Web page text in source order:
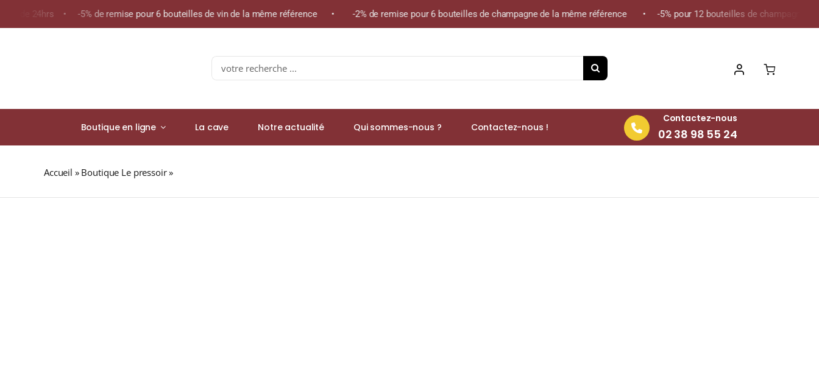
24hrs • -5% de remise pour 6 bouteilles de vin de la même référence • -2% de remise pour 6 bouteilles de champagne de la même référence • -5% pour 12 bouteilles de champagne de la
Search
for:
Boutique en ligne La cave Notre actualité Qui sommes-nous ? Contactez-nous !
Contactez-nous
02 38 98 55 24
Accueil » Boutique Le pressoir»